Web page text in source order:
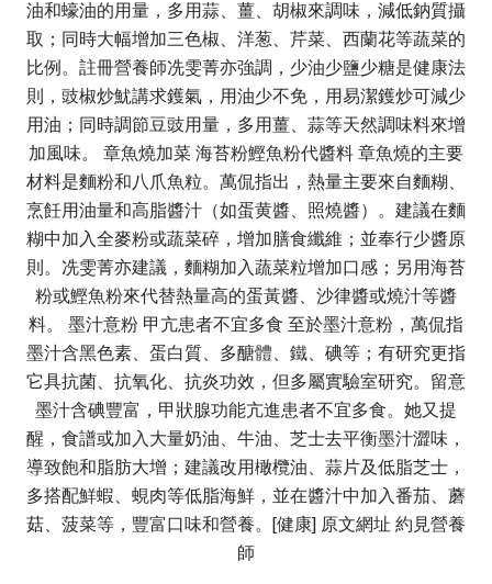
油和蠔油的用量，多用蒜、薑、胡椒來調味，減低鈉質攝
取；同時大幅增加三色椒、洋葱、芹菜、西蘭花等蔬菜的
比例。註冊營養師冼雯菁亦強調，少油少鹽少糖是健康法
則，豉椒炒魷講求鑊氣，用油少不免，用易潔鑊炒可減少
用油；同時調節豆豉用量，多用薑、蒜等天然調味料來增
加風味。 章魚燒加菜 海苔粉鰹魚粉代醬料 章魚燒的主要
材料是麵粉和八爪魚粒。萬侃指出，熱量主要來自麵糊、
烹飪用油量和高脂醬汁（如蛋黄醬、照燒醬）。建議在麵
糊中加入全麥粉或蔬菜碎，增加膳食纖維；並奉行少醬原
則。冼雯菁亦建議，麵糊加入蔬菜粒增加口感；另用海苔
粉或鰹魚粉來代替熱量高的蛋黃醬、沙律醬或燒汁等醬
料。 墨汁意粉 甲亢患者不宜多食 至於墨汁意粉，萬侃指
墨汁含黑色素、蛋白質、多醣體、鐵、碘等；有研究更指
它具抗菌、抗氧化、抗炎功效，但多屬實驗室研究。留意
墨汁含碘豐富，甲狀腺功能亢進患者不宜多食。她又提
醒，食譜或加入大量奶油、牛油、芝士去平衡墨汁澀味，
導致飽和脂肪大增；建議改用橄欖油、蒜片及低脂芝士，
多搭配鮮蝦、蜆肉等低脂海鮮，並在醬汁中加入番茄、蘑
菇、菠菜等，豐富口味和營養。[健康] 原文網址 約見營養
師